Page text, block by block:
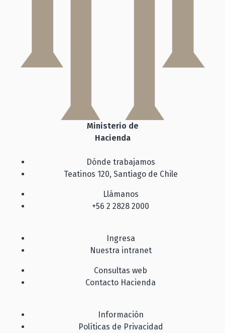
Ministerio de
Hacienda
Dónde trabajamos
Teatinos 120, Santiago de Chile
Llámanos
+56 2 2828 2000
Ingresa
Nuestra intranet
Consultas web
Contacto Hacienda
Información
Políticas de Privacidad